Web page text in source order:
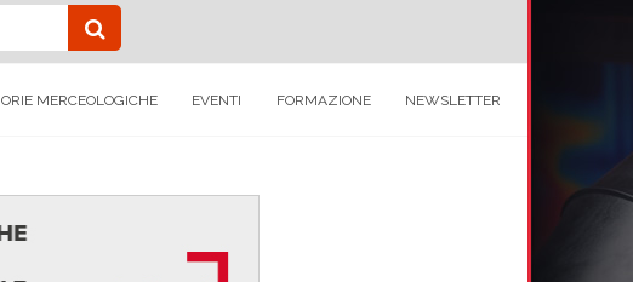
MERCEOLOGICHE EVENTI FORMAZIONE NEWSLETTER